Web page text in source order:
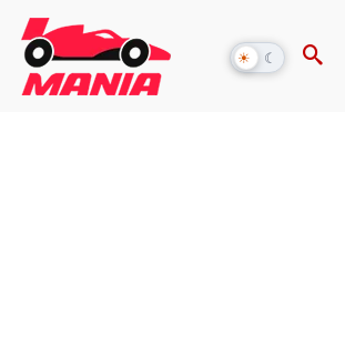
☀ ☾
Alternar
modo